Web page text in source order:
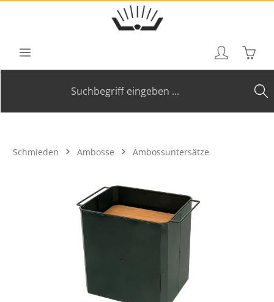
Zum Hauptinhalt springen
Schmieden Ambosse Ambossuntersätze
Bildergalerie überspringen